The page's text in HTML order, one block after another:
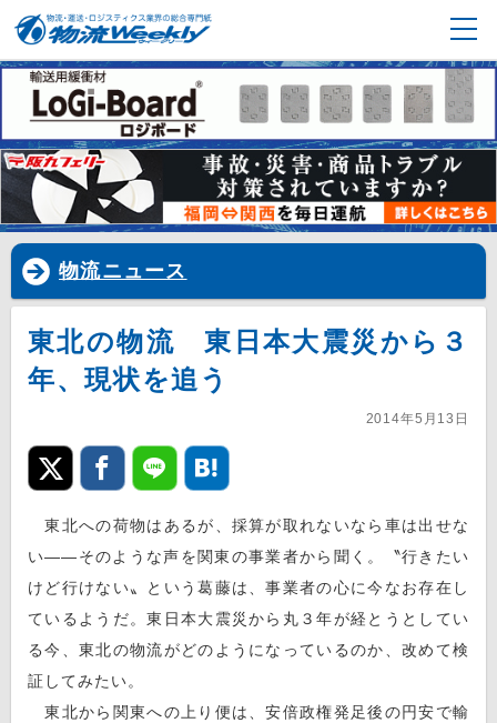
物流ニュース
東北の物流 東日本大震災から３
年、現状を追う
2014年5月13日
東北への荷物はあるが、採算が取れないなら車は出せな
い――そのような声を関東の事業者から聞く。〝行きたい
けど行けない〟という葛藤は、事業者の心に今なお存在し
ているようだ。東日本大震災から丸３年が経とうとしてい
る今、東北の物流がどのようになっているのか、改めて検
証してみたい。
東北から関東への上り便は、安倍政権発足後の円安で輸